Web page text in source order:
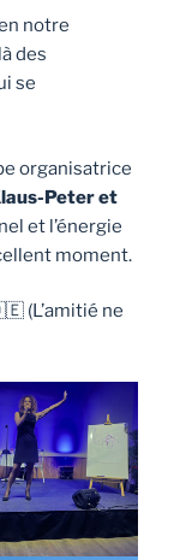
notre
des
se
organisatrice
Peter et
et l’énergie
moment.
(L’amitié ne